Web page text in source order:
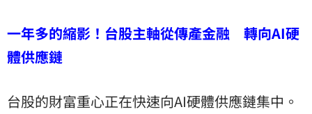
一年多的縮影！台股主軸從傳產金融 轉向AI硬
體供應鏈
台股的財富重心正在快速向AI硬體供應鏈集中。